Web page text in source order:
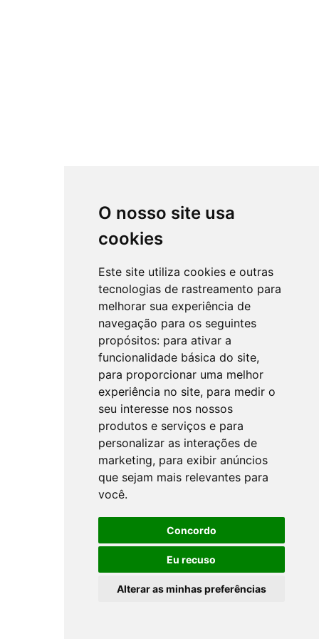
O nosso site usa
cookies
Este site utiliza cookies e outras
tecnologias de rastreamento para
melhorar sua experiência de
navegação para os seguintes
propósitos: para ativar a
funcionalidade básica do site,
para proporcionar uma melhor
experiência no site, para medir o
seu interesse nos nossos
produtos e serviços e para
personalizar as interações de
marketing, para exibir anúncios
que sejam mais relevantes para
você.
Concordo
Eu recuso
Alterar as minhas preferências